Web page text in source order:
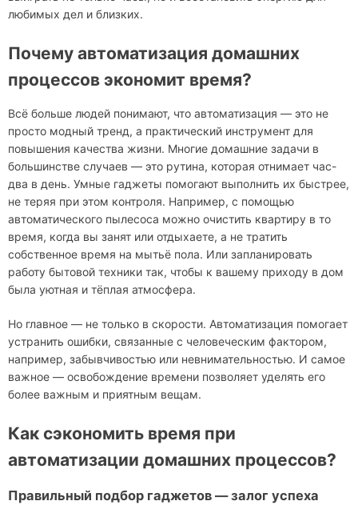
любимых дел и близких.
Почему автоматизация домашних
процессов экономит время?
Всё больше людей понимают, что автоматизация — это не
просто модный тренд, а практический инструмент для
повышения качества жизни. Многие домашние задачи в
большинстве случаев — это рутина, которая отнимает час-
два в день. Умные гаджеты помогают выполнить их быстрее,
не теряя при этом контроля. Например, с помощью
автоматического пылесоса можно очистить квартиру в то
время, когда вы занят или отдыхаете, а не тратить
собственное время на мытьё пола. Или запланировать
работу бытовой техники так, чтобы к вашему приходу в дом
была уютная и тёплая атмосфера.
Но главное — не только в скорости. Автоматизация помогает
устранить ошибки, связанные с человеческим фактором,
например, забывчивостью или невнимательностью. И самое
важное — освобождение времени позволяет уделять его
более важным и приятным вещам.
Как сэкономить время при
автоматизации домашних процессов?
Правильный подбор гаджетов — залог успеха